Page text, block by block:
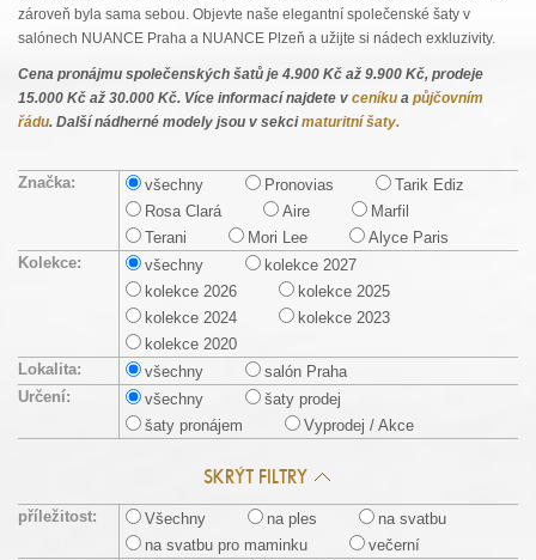
zároveň byla sama sebou. Objevte naše elegantní společenské šaty v
salónech NUANCE Praha a NUANCE Plzeň a užijte si nádech exkluzivity.
Cena pronájmu společenských šatů je 4.900 Kč až 9.900 Kč, prodeje
15.000 Kč až 30.000 Kč. Více informací najdete v ceníku a půjčovním
řádu. Další nádherné modely jsou v sekcimaturitní šaty.
Značka: všechny Pronovias
Tarik Ediz
Rosa Clará
Aire
Marfil
Terani
Mori Lee
Alyce Paris
Kolekce:
všechny
kolekce 2027
kolekce 2026
kolekce 2025
kolekce 2024
kolekce 2023
kolekce 2020
Lokalita:
všechny
salón Praha
Určení:
všechny
šaty prodej
šaty pronájem
Vyprodej / Akce
SKRÝT FILTRY
příležitost: Všechny na ples
na svatbu
na svatbu pro maminku
večerní